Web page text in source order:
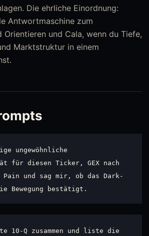
Die ehrliche Einordnung:
Antwortmaschine zum
Orientieren und Cala, wenn du Tiefe,
Marktstruktur in einem
ungewöhnliche
für diesen Ticker, GEX nach
Pain und sag mir, ob das Dark-
Bewegung bestätigt.
10-Q zusammen und liste die